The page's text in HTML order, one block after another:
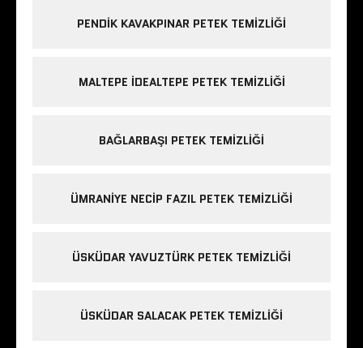
PENDIK KAVAKPINAR PETEK TEMIZLIĞI
MALTEPE IDEALTEPE PETEK TEMIZLIĞI
BAĞLARBAŞI PETEK TEMIZLIĞI
ÜMRANIYE NECIP FAZIL PETEK TEMIZLIĞI
ÜSKÜDAR YAVUZTÜRK PETEK TEMIZLIĞI
ÜSKÜDAR SALACAK PETEK TEMIZLIĞI